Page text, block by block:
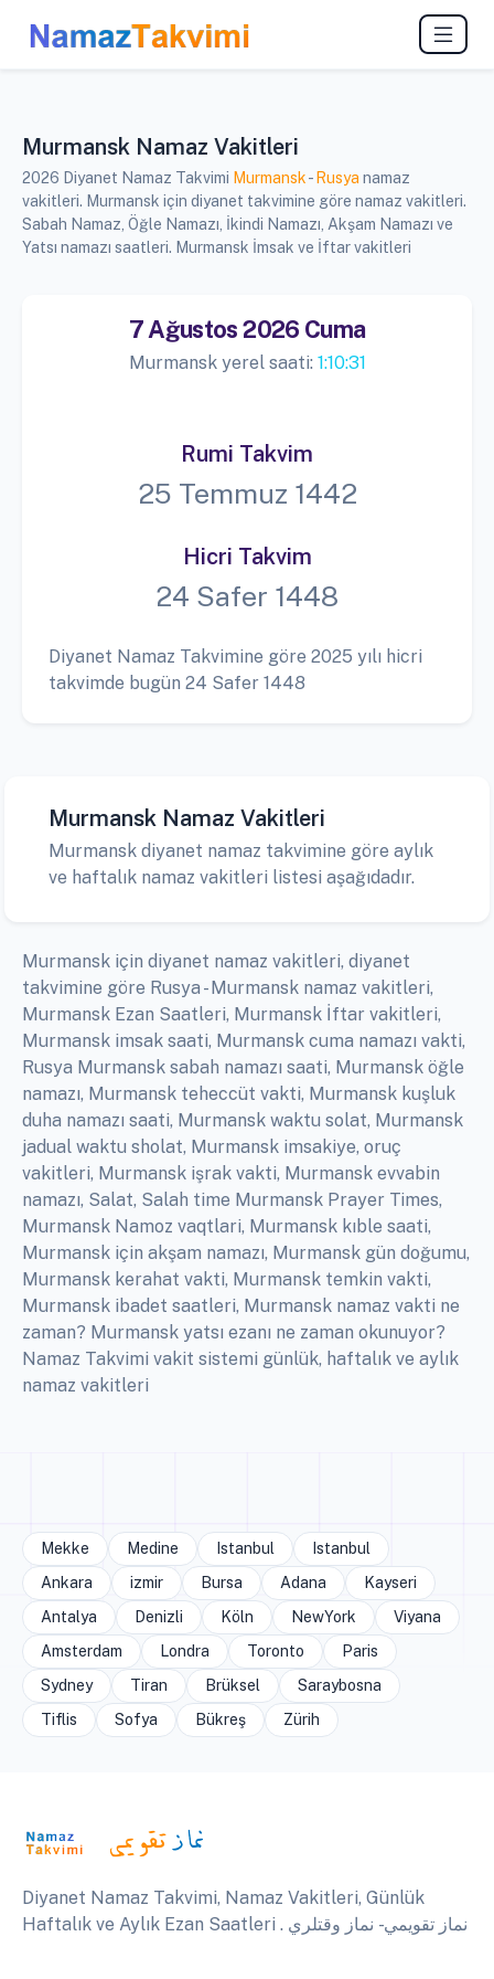
Murmansk Namaz Vakitleri
2026 Diyanet Namaz Takvimi Murmansk- Rusya namaz
vakitleri. Murmansk için diyanet takvimine göre namaz vakitleri.
Sabah Namaz, Öğle Namazı, İkindi Namazı, Akşam Namazı ve
Yatsı namazı saatleri. Murmansk İmsak ve İftar vakitleri
7 Ağustos 2026 Cuma
Murmansk yerel saati: 1:10:31
Rumi Takvim
25 Temmuz 1442
Hicri Takvim
24 Safer 1448
Diyanet Namaz Takvimine göre 2025 yılı hicri
takvimde bugün 24 Safer 1448
Murmansk Namaz Vakitleri
Murmansk diyanet namaz takvimine göre aylık
ve haftalık namaz vakitleri listesi aşağıdadır.
Murmansk için diyanet namaz vakitleri, diyanet
takvimine göre Rusya - Murmansk namaz vakitleri,
Murmansk Ezan Saatleri, Murmansk İftar vakitleri,
Murmansk imsak saati, Murmansk cuma namazı vakti,
Rusya Murmansk sabah namazı saati, Murmansk öğle
namazı, Murmansk teheccüt vakti, Murmansk kuşluk
duha namazı saati, Murmansk waktu solat, Murmansk
jadual waktu sholat, Murmansk imsakiye, oruç
vakitleri, Murmansk işrak vakti, Murmansk evvabin
namazı, Salat, Salah time Murmansk Prayer Times,
Murmansk Namoz vaqtlari, Murmansk kıble saati,
Murmansk için akşam namazı, Murmansk gün doğumu,
Murmansk kerahat vakti, Murmansk temkin vakti,
Murmansk ibadet saatleri, Murmansk namaz vakti ne
zaman? Murmansk yatsı ezanı ne zaman okunuyor?
Namaz Takvimi vakit sistemi günlük, haftalık ve aylık
namaz vakitleri
Mekke Medine Istanbul
Istanbul
Ankara
izmir Bursa Adana
Kayseri
Antalya
Denizli Köln NewYork
Viyana
Amsterdam
Londra Toronto
Paris
Sydney
Tiran Brüksel
Saraybosna
Tiflis
Sofya Bükreş Zürih
Diyanet Namaz Takvimi, Namaz Vakitleri, Günlük
Haftalık ve Aylık Ezan Saatleri . نماز تقويمي - نماز وقتلري